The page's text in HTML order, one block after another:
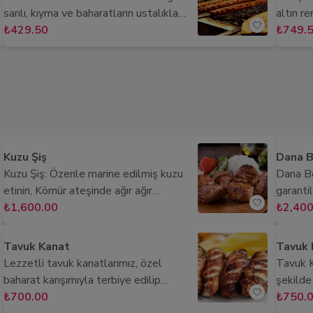
tereyağı ile deneyimi taçlandırır.
soğan,
bir
sarılı, kıyma ve baharatların ustalıkla
harmanlandığı, közlenmiş biber ve
₺429.50
altın
Kuzu Şiş
Kuzu Şiş: Özenle marine edilmiş kuzu
etinin, Kömür ateşinde ağır ağır
pişirilmesiyle elde edilen yumuşacık ve
baharatlarla zenginleştirilmiş bu
geleneksel tat, lezzet şöleni sunar.
₺1,600.00
Dana
Dana
bonfile
bir
Tavuk Kanat
Lezzetli tavuk kanatlarımız, özel
baharat karışımıyla terbiye edilip
mükemmel şekilde kızartılır. Dışı çıtır, içi
₺700.00
Tavuk
Tavuk
şekilde